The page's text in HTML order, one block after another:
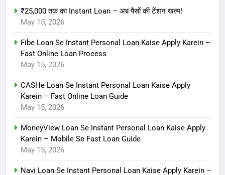
₹25,000 तक का Instant Loan – अब पैसों की टेंशन खत्म!
May 15, 2026
Fibe Loan Se Instant Personal Loan Kaise Apply Karein –
Fast Online Loan Process
May 15, 2026
CASHe Loan Se Instant Personal Loan Kaise Apply
Karein – Fast Online Loan Guide
May 15, 2026
MoneyView Loan Se Instant Personal Loan Kaise Apply
Karein – Mobile Se Fast Loan Guide
May 15, 2026
Navi Loan Se Instant Personal Loan Kaise Apply Karein –